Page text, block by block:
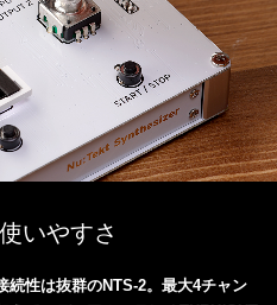
いやすさ
続性は抜群のNTS-2。最大4チャン